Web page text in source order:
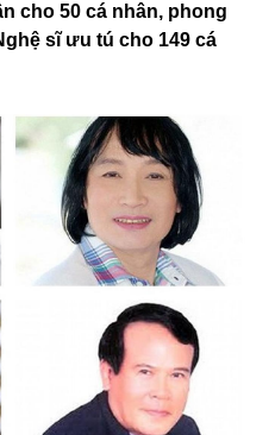
cho 50 cá nhân, phong
sĩ ưu tú cho 149 cá